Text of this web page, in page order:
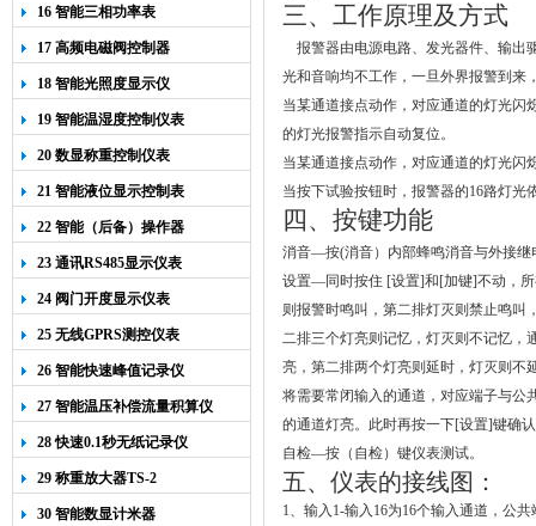
16 智能三相功率表
17 高频电磁阀控制器
18 智能光照度显示仪
19 智能温湿度控制仪表
20 数显称重控制仪表
21 智能液位显示控制表
22 智能（后备）操作器
23 通讯RS485显示仪表
24 阀门开度显示仪表
25 无线GPRS测控仪表
26 智能快速峰值记录仪
27 智能温压补偿流量积算仪
28 快速0.1秒无纸记录仪
29 称重放大器TS-2
30 智能数显计米器
三、工作原理及方式
报警器由电源电路、发光器件、输出
光和音响均不工作，一旦外界报警到来
当某通道接点动作，对应通道的灯光闪
的灯光报警指示自动复位。
当某通道接点动作，对应通道的灯光闪
当按下试验按钮时，报警器的16路灯
四、按键功能
消音—按(消音）内部蜂鸣消音与外接继
设置—同时按住 [设置]和[加键]不动，
则报警时鸣叫，第二排灯灭则禁止鸣叫
二排三个灯亮则记忆，灯灭则不记忆，
亮，第二排两个灯亮则延时，灯灭则不
将需要常闭输入的通道，对应端子与公
的通道灯亮。此时再按一下[设置]键确
自检—按（自检）键仪表测试。
五、仪表的接线图：
1、输入1-输入16为16个输入通道，公